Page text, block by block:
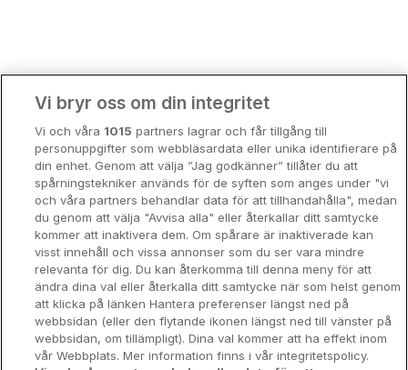
Storstadsweekend
Hotellrum under 995 kr
Spahotell
Sydsverige
Om Hotellpremien
Nya hotell
Stadsweekend
Vi bryr oss om din integritet
Vi och våra 1015 partners lagrar och får tillgång till
personuppgifter som webbläsardata eller unika identifierare på
din enhet. Genom att välja ”Jag godkänner” tillåter du att
spårningstekniker används för de syften som anges under "vi
och våra partners behandlar data för att tillhandahålla", medan
du genom att välja "Avvisa alla" eller återkallar ditt samtycke
kommer att inaktivera dem. Om spårare är inaktiverade kan
visst innehåll och vissa annonser som du ser vara mindre
relevanta för dig. Du kan återkomma till denna meny för att
ändra dina val eller återkalla ditt samtycke när som helst genom
att klicka på länken Hantera preferenser längst ned på
webbsidan (eller den flytande ikonen längst ned till vänster på
webbsidan, om tillämpligt). Dina val kommer att ha effekt inom
vår Webbplats. Mer information finns i vår integritetspolicy.